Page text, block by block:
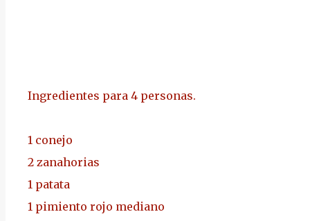
Ingredientes para 4 personas.
1 conejo
2 zanahorias
1 patata
1 pimiento rojo mediano